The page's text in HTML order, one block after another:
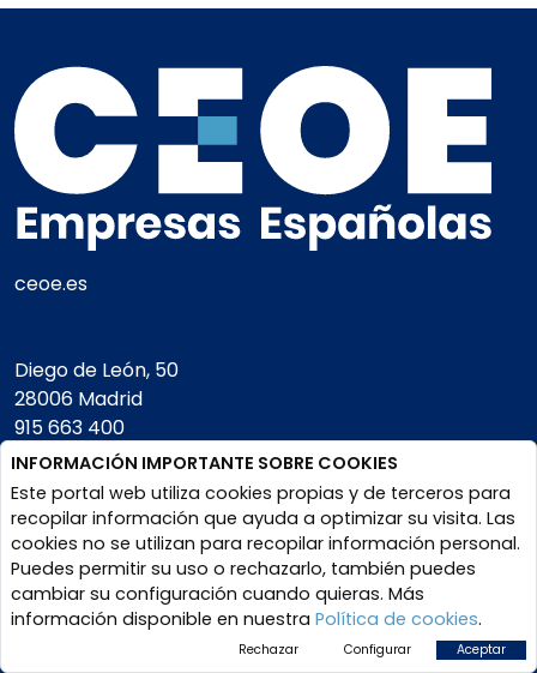
ceoe.es
Diego de León, 50
28006 Madrid
915 663 400
Square
de Meeus, 28.
1000 Bruselas
+32 (0) 2897 87 70
INFORMACIÓN IMPORTANTE SOBRE COOKIES
Este portal web utiliza cookies propias y de terceros para
recopilar información que ayuda a optimizar su visita. Las
cookies no se utilizan para recopilar información personal.
Puedes permitir su uso o rechazarlo, también puedes
cambiar su configuración cuando quieras. Más
información disponible en nuestra Política de cookies.
Rechazar Configurar Aceptar